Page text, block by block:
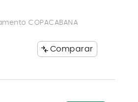
COPACABANA
Comparar